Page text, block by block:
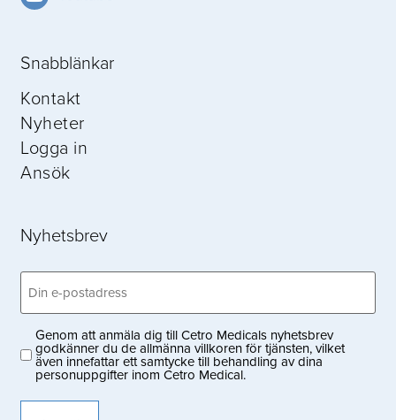
Snabblänkar
Kontakt
Nyheter
Logga in
Ansök
Nyhetsbrev
Email
(Obligatoriskt)
Privacy
(Obligatoriskt)
Genom att anmäla dig till Cetro Medicals nyhetsbrev
godkänner du de allmänna villkoren för tjänsten, vilket
även innefattar ett samtycke till behandling av dina
personuppgifter inom Cetro Medical.